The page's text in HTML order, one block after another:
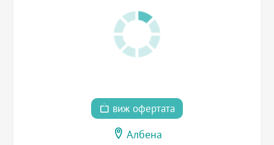
виж офертата
Албена